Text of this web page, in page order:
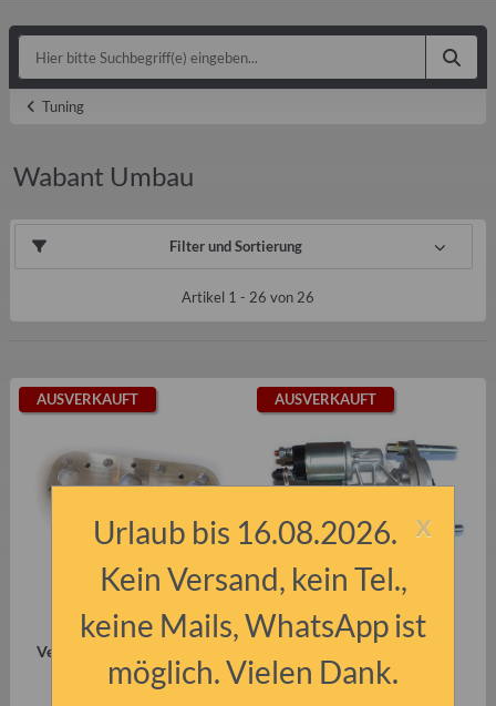
Tuning
Wabant Umbau
Filter und Sortierung
Artikel 1 - 26 von 26
AUSVERKAUFT
Adapterflansch für 3er
Vergaseranlage MIKUNI an
Wartburgmotor 353
130,00 €*
AUSVERKAUFT
Anlasser Trabant P601
230,00 €
x
Urlaub bis 16.08.2026.
Kein Versand, kein Tel.,
keine Mails, WhatsApp ist
möglich. Vielen Dank.